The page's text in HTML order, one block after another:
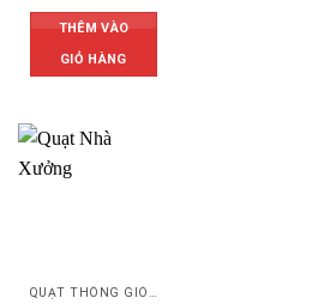
THÊM VÀO
GIỎ HÀNG
QUẠT THÔNG GIÓ CÔNG NGHIỆP